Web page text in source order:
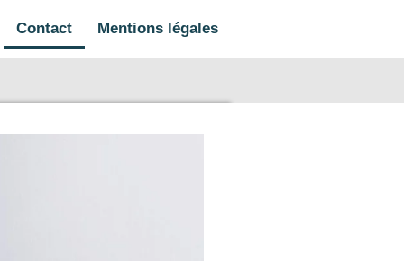
Contact Mentions légales